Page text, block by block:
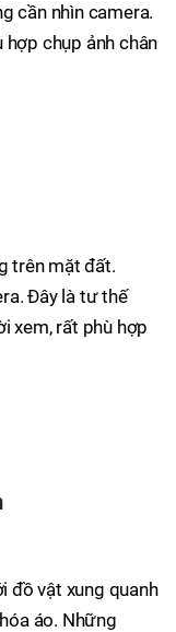
cần nhìn camera.
hợp chụp ảnh chân
trên mặt đất.
Đây là tư thế
xem, rất phù hợp
đồ vật xung quanh
áo. Những